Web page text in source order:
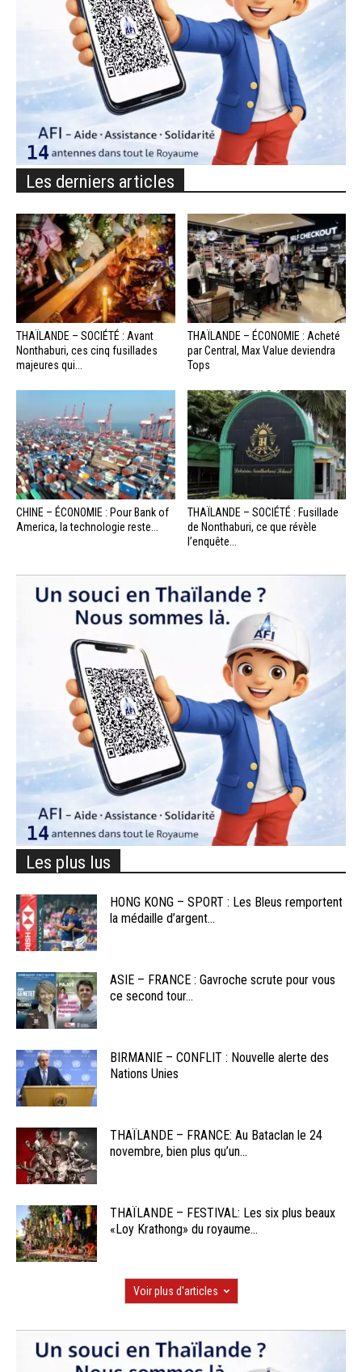
Les derniers articles
THAÏLANDE – SOCIÉTÉ : Avant
Nonthaburi, ces cinq fusillades
majeures qui...
THAÏLANDE – ÉCONOMIE : Acheté
par Central, Max Value deviendra
Tops
CHINE – ÉCONOMIE : Pour Bank of
America, la technologie reste...
THAÏLANDE – SOCIÉTÉ : Fusillade
de Nonthaburi, ce que révèle
l’enquête...
Les plus lus
HONG KONG – SPORT : Les Bleus remportent
la médaille d’argent...
ASIE – FRANCE : Gavroche scrute pour vous
ce second tour...
BIRMANIE – CONFLIT : Nouvelle alerte des
Nations Unies
THAÏLANDE – FRANCE: Au Bataclan le 24
novembre, bien plus qu’un...
THAÏLANDE – FESTIVAL: Les six plus beaux
«Loy Krathong» du royaume...
Voir plus d'articles